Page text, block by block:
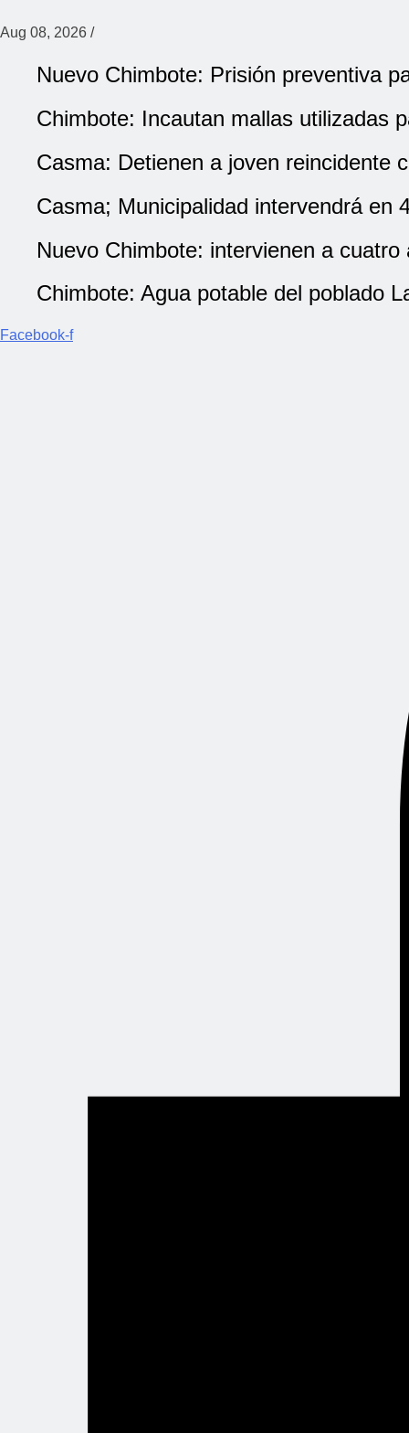
Aug 08, 2026 /
Nuevo Chimbote: Prisión preventiva
Chimbote: Incautan mallas utilizadas
Casma: Detienen a joven reincidente
Casma; Municipalidad intervendrá en
Nuevo Chimbote: intervienen a
Chimbote: Agua potable del poblado
Facebook-f